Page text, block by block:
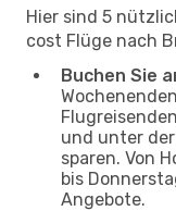
Hier sind 5
cost Flüge nach
Buchen Sie
und unter
sparen. Von
bis
Angebote.